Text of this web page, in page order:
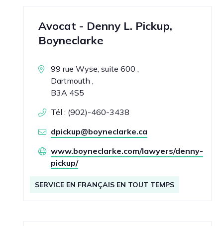
Avocat - Denny L. Pickup,
Boyneclarke
99 rue Wyse, suite 600 ,
Dartmouth ,
B3A 4S5
Tél : (902)-460-3438
dpickup@boyneclarke.ca
www.boyneclarke.com/lawyers/denny-
pickup/
SERVICE EN FRANÇAIS EN TOUT TEMPS